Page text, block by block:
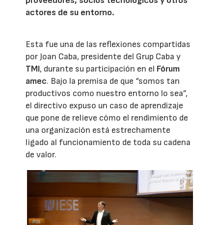
actores de su entorno.
Esta fue una de las reflexiones compartidas
por Joan Caba, presidente del Grup Caba y
TMI, durante su participación en el Fórum
amec. Bajo la premisa de que “somos tan
productivos como nuestro entorno lo sea”,
el directivo expuso un caso de aprendizaje
que pone de relieve cómo el rendimiento de
una organización está estrechamente
ligado al funcionamiento de toda su cadena
de valor.